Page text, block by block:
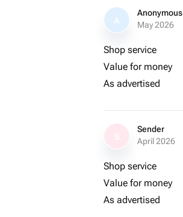
A
Anonymous
May 2026
Shop service
Value for money
As advertised
Sender
April 2026
Shop service
Value for money
As advertised